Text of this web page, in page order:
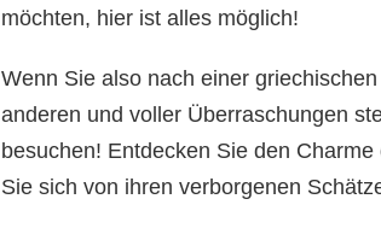
möchten, hier ist alles möglich!
Wenn Sie also nach einer
anderen und voller Überraschungen
besuchen! Entdecken Sie den
Sie sich von ihren verborgenen